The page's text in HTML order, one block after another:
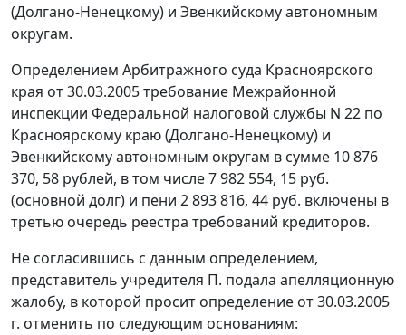
(Долгано-Ненецкому) и Эвенкийскому автономным
округам.
Определением Арбитражного суда Красноярского
края от 30.03.2005 требование Межрайонной
инспекции Федеральной налоговой службы N 22 по
Красноярскому краю (Долгано-Ненецкому) и
Эвенкийскому автономным округам в сумме 10 876
370, 58 рублей, в том числе 7 982 554, 15 руб.
(основной долг) и пени 2 893 816, 44 руб. включены в
третью очередь реестра требований кредиторов.
Не согласившись с данным определением,
представитель учредителя П. подала апелляционную
жалобу, в которой просит определение от 30.03.2005
г. отменить по следующим основаниям: